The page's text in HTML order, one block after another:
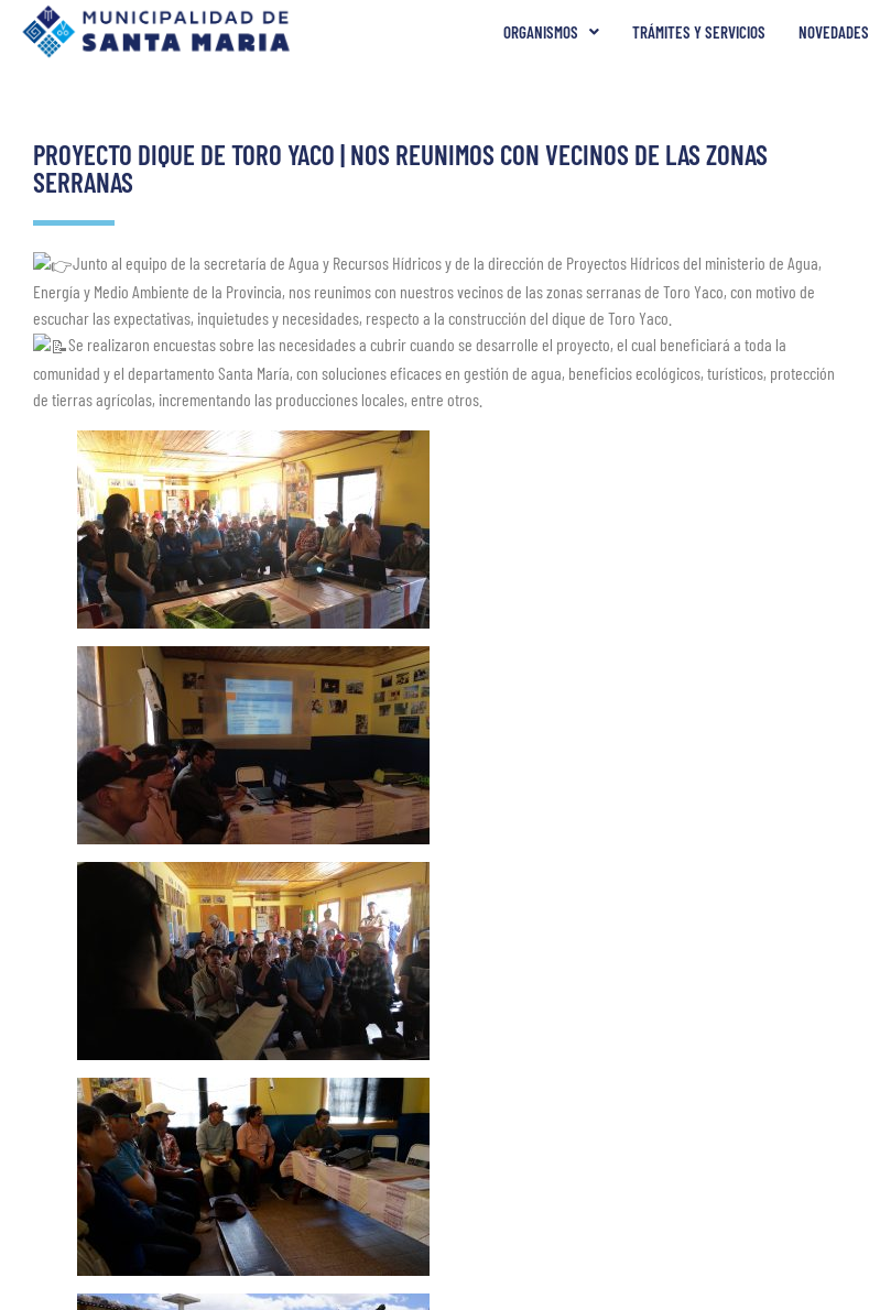
ORGANISMOS TRÁMITES Y SERVICIOS NOVEDADES
PROYECTO DIQUE DE TORO YACO | NOS REUNIMOS CON VECINOS DE LAS ZONAS
SERRANAS
Junto al equipo de la secretaría de Agua y Recursos Hídricos y de la dirección de Proyectos Hídricos del ministerio de Agua,
Energía y Medio Ambiente de la Provincia, nos reunimos con nuestros vecinos de las zonas serranas de Toro Yaco, con motivo de
escuchar las expectativas, inquietudes y necesidades, respecto a la construcción del dique de Toro Yaco.
Se realizaron encuestas sobre las necesidades a cubrir cuando se desarrolle el proyecto, el cual beneficiará a toda la
comunidad y el departamento Santa María, con soluciones eficaces en gestión de agua, beneficios ecológicos, turísticos, protección
de tierras agrícolas, incrementando las producciones locales, entre otros.